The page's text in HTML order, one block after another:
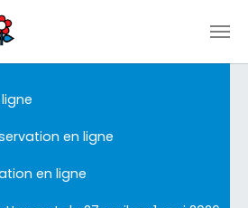
en ligne
en ligne